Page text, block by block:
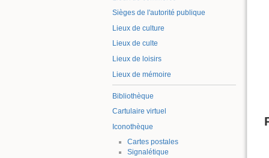
Sièges de l'autorité publique
Lieux de culture
Lieux de culte
Lieux de loisirs
Lieux de mémoire
Bibliothèque
Cartulaire virtuel
Iconothèque
Cartes postales
Signalétique